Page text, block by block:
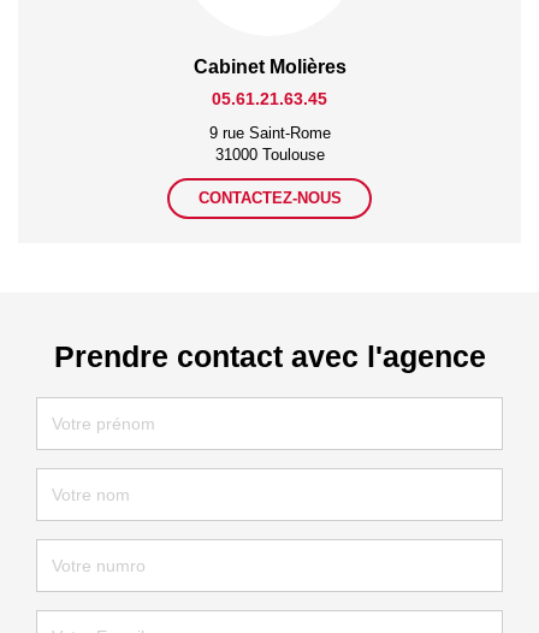
Cabinet Molières
05.61.21.63.45
9 rue Saint-Rome
31000 Toulouse
CONTACTEZ-NOUS
Prendre contact avec l'agence